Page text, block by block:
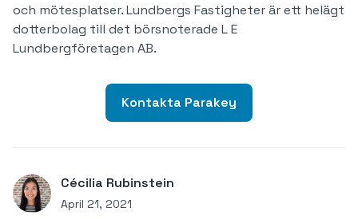
och mötesplatser. Lundbergs Fastigheter är ett helägt
dotterbolag till det börsnoterade L E
Lundbergföretagen AB.
Kontakta Parakey
Cécilia Rubinstein
April 21, 2021